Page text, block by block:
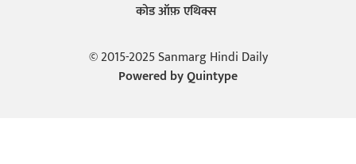
कोड ऑफ़ एथिक्स
© 2015-2025 Sanmarg Hindi Daily
Powered byQuintype